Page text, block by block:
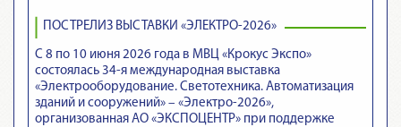
ПОСТРЕЛИЗ ВЫСТАВКИ «ЭЛЕКТРО-2026»
С 8 по 10 июня 2026 года в МВЦ «Крокус Экспо»
состоялась 34-я международная выставка
«Электрооборудование. Светотехника. Автоматизация
зданий и сооружений» – «Электро-2026»,
организованная АО «ЭКСПОЦЕНТР» при поддержке